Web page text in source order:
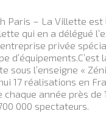
Paris – La Villette
qui en a délégué
entreprise privée
d’équipements.C’est
sous l’enseigne «
17 réalisations en
chaque année près
000 spectateurs.